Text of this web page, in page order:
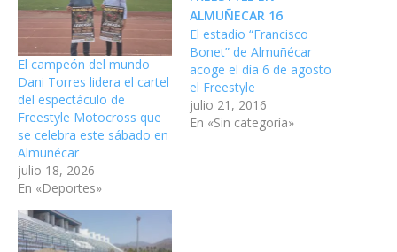
El campeón del mundo
Dani Torres lidera el cartel
del espectáculo de
Freestyle Motocross que
se celebra este sábado en
Almuñécar
julio 18, 2026
En «Deportes»
El estadio “Francisco
Bonet” de Almuñécar
acoge el día 6 de agosto
el Freestyle
julio 21, 2016
En «Sin categoría»